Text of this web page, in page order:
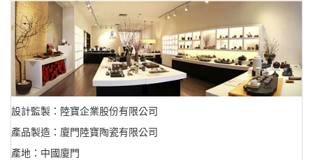
設計監製：陸寶企業股份有限公司
產品製造：廈門陸寶陶瓷有限公司
產地：中國廈門